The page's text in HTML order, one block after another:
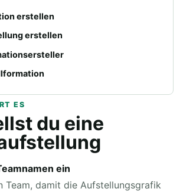
erstellen
erstellen
ES
du eine
ein
Team, damit die Aufstellungsgrafik